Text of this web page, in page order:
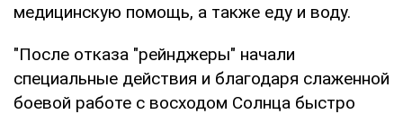
медицинскую помощь, а также еду и воду.
"После отказа "рейнджеры" начали
специальные действия и благодаря слаженной
боевой работе с восходом Солнца быстро